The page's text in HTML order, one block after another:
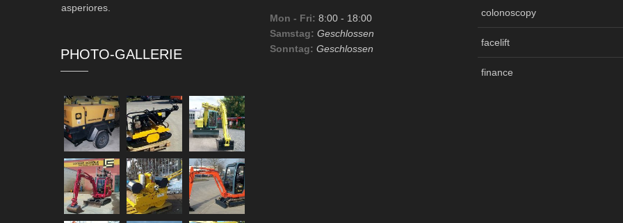
asperiores.
PHOTO-GALLERIE
Mon - Fri: 8:00 - 18:00
Samstag: Geschlossen
Sonntag: Geschlossen
colonoscopy
facelift
finance